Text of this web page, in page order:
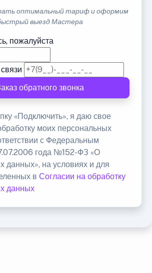
оптимальный тариф и оформим
выезд Мастера
пожалуйста
обратного звонка
«Подключить», я даю свое
моих персональных
с Федеральным
года №152-ФЗ «О
данных», на условиях и для
в Согласии на обработку
данных